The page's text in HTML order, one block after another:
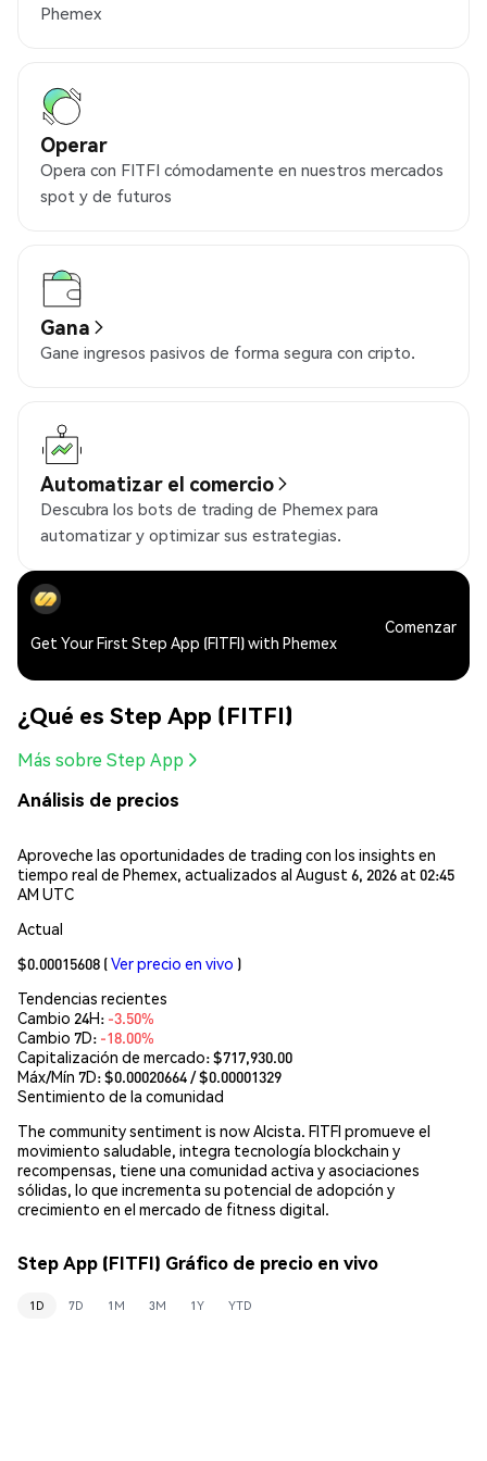
Phemex
Operar
Opera con FITFI cómodamente en nuestros mercados
spot y de futuros
Gana
Gane ingresos pasivos de forma segura con cripto.
Automatizar el comercio
Descubra los bots de trading de Phemex para
automatizar y optimizar sus estrategias.
Get Your First Step App (FITFI) with Phemex
Comenzar
¿Qué es Step App (FITFI)
Más sobre Step App
Análisis de precios
Aproveche las oportunidades de trading con los insights en
tiempo real de Phemex, actualizados al August 6, 2026 at 02:45
AM UTC
Actual
$0.00015608 (Ver precio en vivo )
Tendencias recientes
Cambio 24H: -3.50%
Cambio 7D: -18.00%
Capitalización de mercado:$717,930.00
Máx/Mín 7D: $0.00020664/ $0.00001329
Sentimiento de la comunidad
The community sentiment is now Alcista. FITFI promueve el
movimiento saludable, integra tecnología blockchain y
recompensas, tiene una comunidad activa y asociaciones
sólidas, lo que incrementa su potencial de adopción y
crecimiento en el mercado de fitness digital.
Step App (FITFI) Gráfico de precio en vivo
1D 7D 1M 3M 1Y YTD